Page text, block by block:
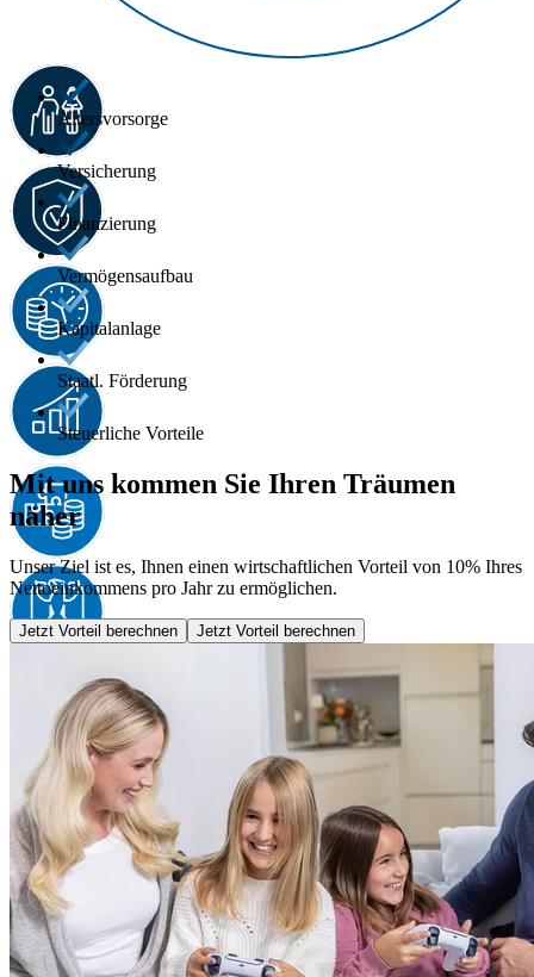
Altersvorsorge
Versicherung
Finanzierung
Vermögensaufbau
Kapitalanlage
Staatl. Förderung
Steuerliche Vorteile
Mit uns kommen Sie Ihren Träumen
näher
Unser Ziel ist es, Ihnen einen wirtschaftlichen Vorteil von 10% Ihres
Nettoeinkommens pro Jahr zu ermöglichen.
Jetzt Vorteil berechnen Jetzt Vorteil berechnen